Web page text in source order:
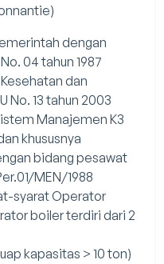
dengan
04 tahun 1987
dan
No. 13 tahun 2003
Manajemen K3
khususnya
bidang pesawat
MEN/1988
syarat Operator
boiler terdiri dari 2
kapasitas > 10 ton)